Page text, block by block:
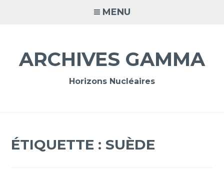
MENU
ARCHIVES GAMMA
Horizons Nucléaires
ÉTIQUETTE :SUÈDE